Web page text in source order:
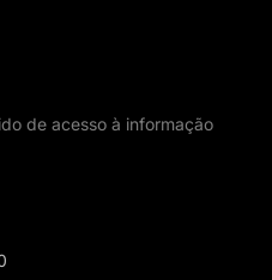
de acesso à informação